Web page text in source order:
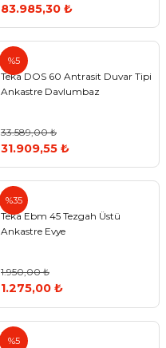
83.985,30 ₺
%5
Teka
Teka DOS 60 Antrasit Duvar Tipi
Ankastre Davlumbaz
33.589,00 ₺
31.909,55 ₺
%35
Teka
Teka Ebm 45 Tezgah Üstü
Ankastre Evye
1.950,00 ₺
1.275,00 ₺
%5
Teka